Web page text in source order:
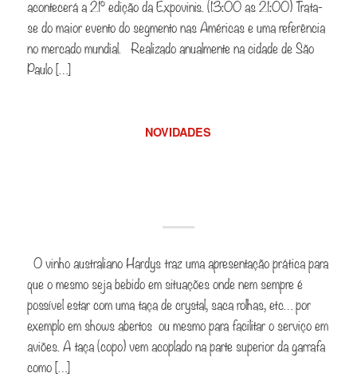
acontecerá a 21° edição da Expovinis. (13:00 as 21:00) Trata-
se do maior evento do segmento nas Américas e uma referência
no mercado mundial. Realizado anualmente na cidade de São
Paulo […]
NOVIDADES
O vinho australiano Hardys traz uma apresentação prática para
que o mesmo seja bebido em situações onde nem sempre é
possível estar com uma taça de crystal, saca rolhas, etc… por
exemplo em shows abertos ou mesmo para facilitar o serviço em
aviões. A taça (copo) vem acoplado na parte superior da garrafa
como […]